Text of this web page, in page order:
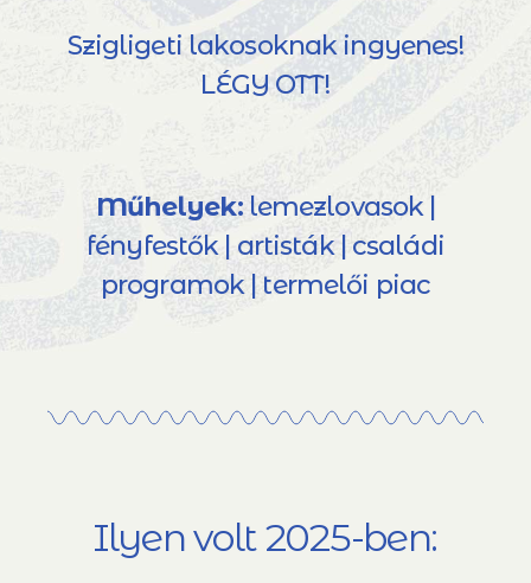
Szigligeti lakosoknak ingyenes!
LÉGY OTT!
Műhelyek:lemezlovasok |
fényfestők | artisták | családi
programok | termelői piac
Ilyen volt 2025-ben: